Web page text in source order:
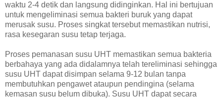
waktu 2-4 detik dan langsung didinginkan. Hal ini bertujuan
untuk mengeliminasi semua bakteri buruk yang dapat
merusak susu. Proses singkat tersebut memastikan nutrisi,
rasa kesegaran susu tetap terjaga.
Proses pemanasan susu UHT memastikan semua bakteria
berbahaya yang ada didalamnya telah tereliminasi sehingga
susu UHT dapat disimpan selama 9-12 bulan tanpa
membutuhkan pengawet ataupun pendingina (selama
kemasan susu belum dibuka). Susu UHT dapat secara